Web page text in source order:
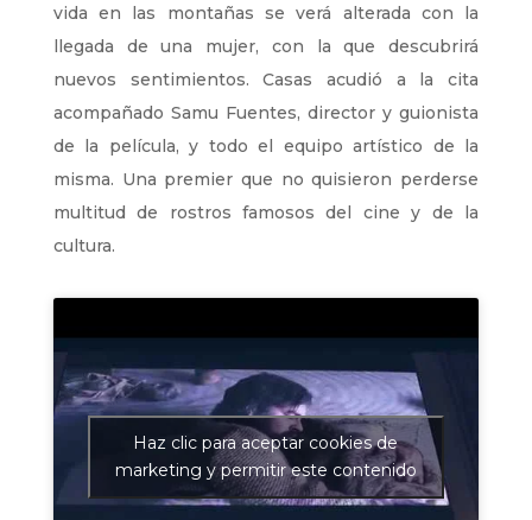
vida en las montañas se verá alterada con la
llegada de una mujer, con la que descubrirá
nuevos sentimientos. Casas acudió a la cita
acompañado Samu Fuentes, director y guionista
de la película, y todo el equipo artístico de la
misma. Una premier que no quisieron perderse
multitud de rostros famosos del cine y de la
cultura.
Haz clic para aceptar cookies de
marketing y permitir este contenido